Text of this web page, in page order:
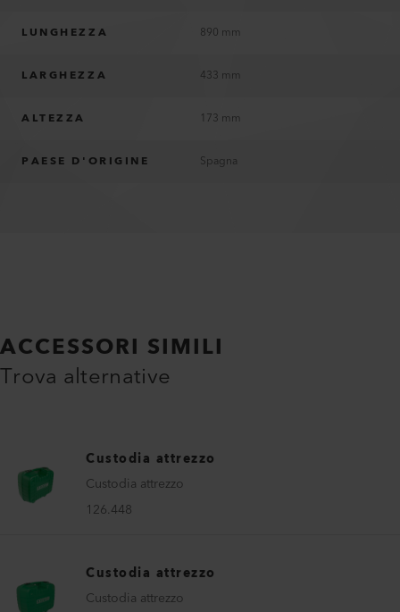
LUNGHEZZA 890 mm
LARGHEZZA 433 mm
ALTEZZA 173 mm
PAESE D'ORIGINE Spagna
ACCESSORI SIMILI
Trova alternative
Custodia attrezzo
Custodia attrezzo
126.448
Custodia attrezzo
Custodia attrezzo